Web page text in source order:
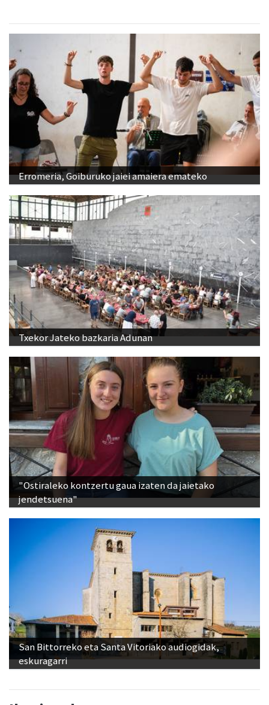
Erromeria, Goiburuko jaiei amaiera emateko
Txekor Jateko bazkaria Adunan
"Ostiraleko kontzertu gaua izaten da jaietako
jendetsuena"
San Bittorreko eta Santa Vitoriako audiogidak,
eskuragarri